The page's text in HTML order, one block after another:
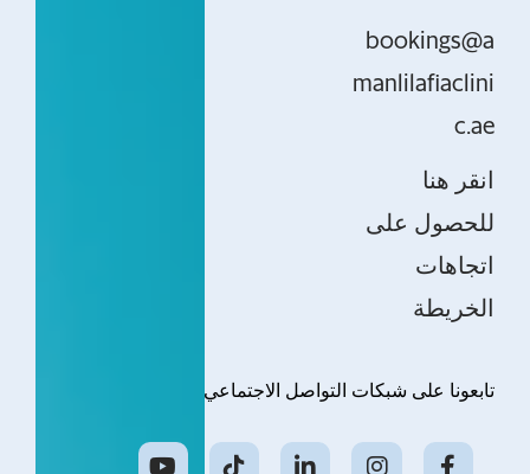
تابعونا على شبكات التواصل الاجتماعي
bookings@a
manlilafiaclini
c.ae
انقر هنا
للحصول على
اتجاهات
الخريطة